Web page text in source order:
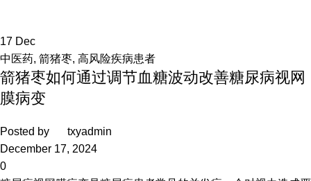
17 Dec
中医药, 箭猪枣, 高风险疾病患者
箭猪枣如何通过调节血糖波动改善糖尿病视网
膜病变
Posted by
txyadmin
December 17, 2024
0